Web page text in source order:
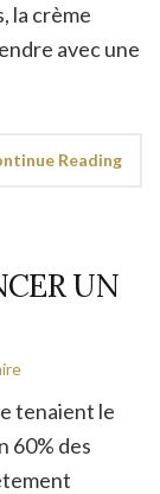
la crème
avec une
Reading
UN
tenaient le
60% des